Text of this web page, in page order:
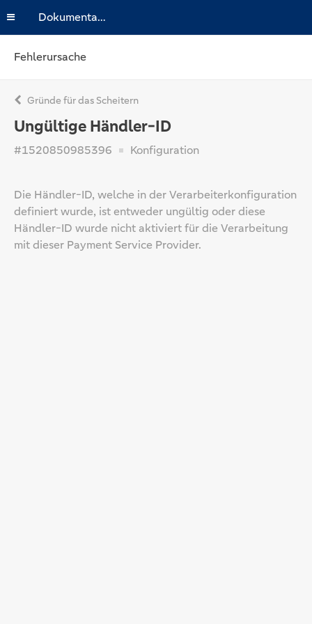
Dokumentation
Fehlerursache
Gründe für das Scheitern
Ungültige Händler-ID
#1520850985396 Konfiguration
Die Händler-ID, welche in der Verarbeiterkonfiguration
definiert wurde, ist entweder ungültig oder diese
Händler-ID wurde nicht aktiviert für die Verarbeitung
mit dieser Payment Service Provider.